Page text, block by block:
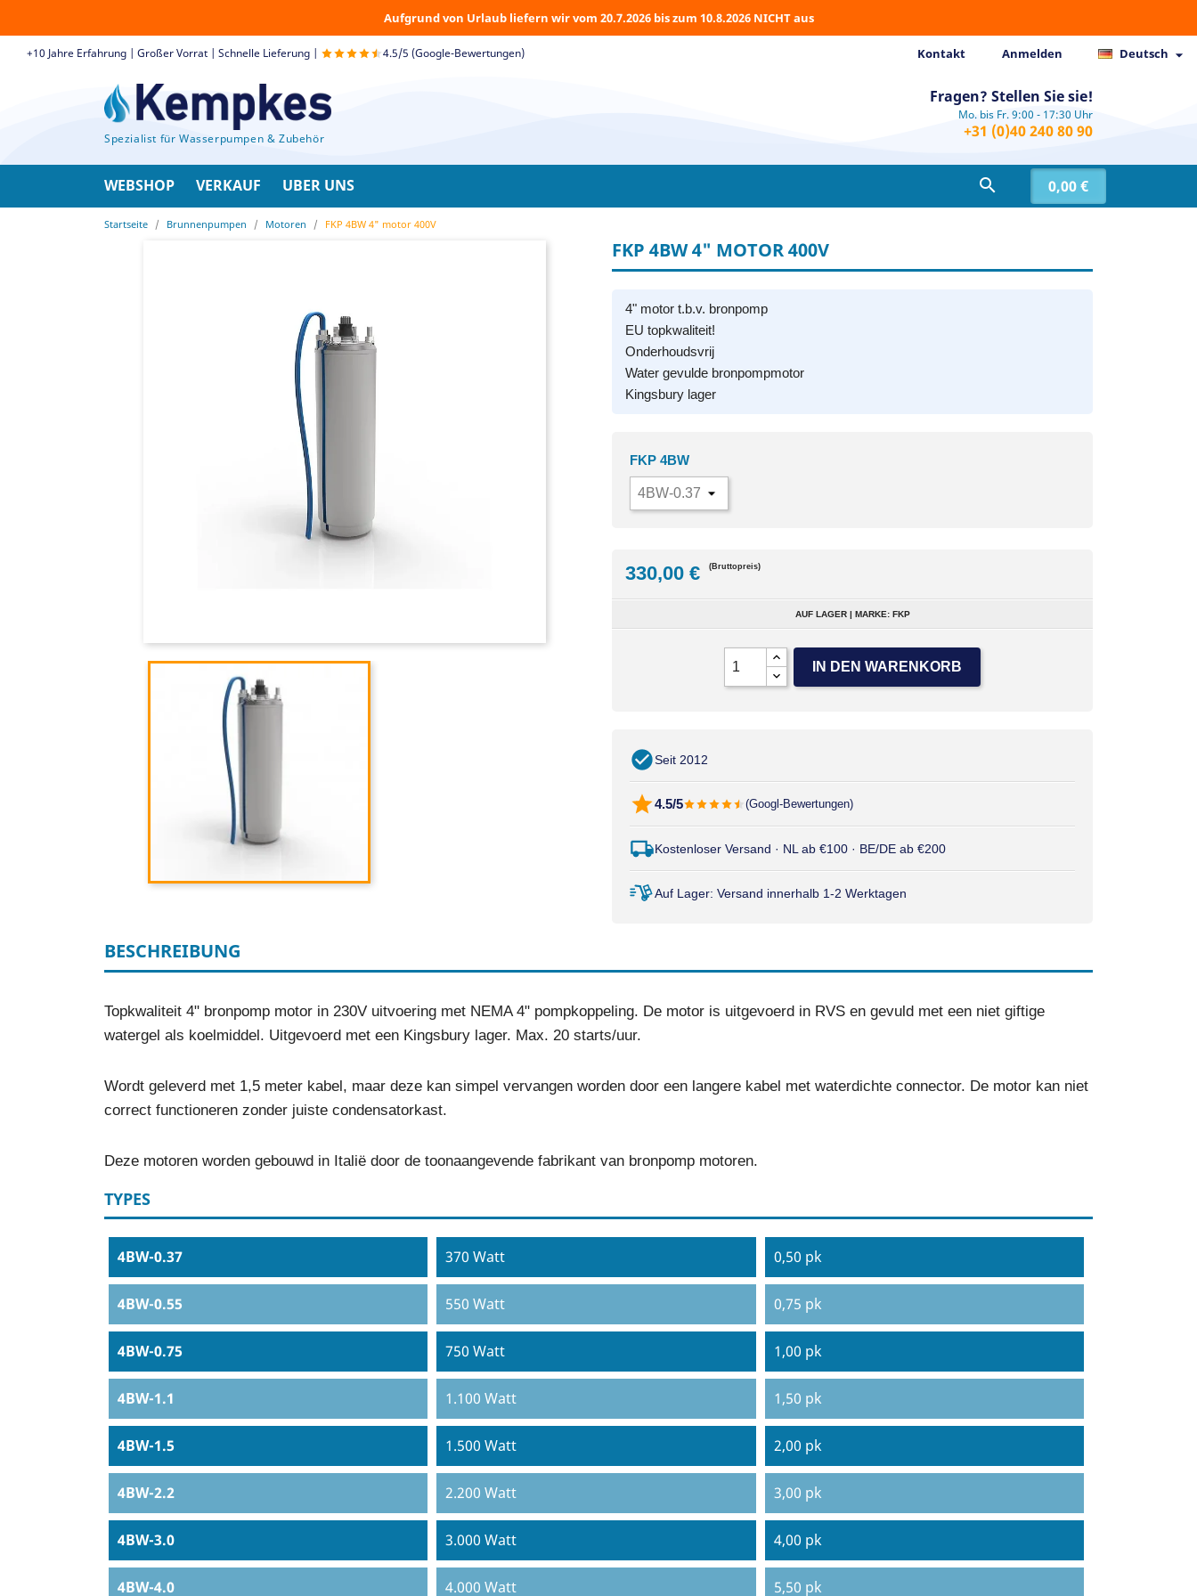
Aufgrund von Urlaub liefern wir vom 20.7.2026 bis zum 10.8.2026 NICHT aus
+10 Jahre Erfahrung | Großer Vorrat | Schnelle Lieferung | 4.5/5 (Google-Bewertungen) Kontakt Anmelden Deutsch 
Spezialist für Wasserpumpen & Zubehör
Fragen? Stellen Sie sie!
Mo. bis Fr. 9:00 - 17:30 Uhr
+31 (0)40 240 80 90
0,00 €

WEBSHOP VERKAUF UBER UNS
Startseite Brunnenpumpen Motoren FKP 4BW 4" motor 400V
FKP 4BW 4" MOTOR 400V
4" motor t.b.v. bronpomp
EU topkwaliteit!
Onderhoudsvrij
Water gevulde bronpompmotor
Kingsbury lager
FKP 4BW
330,00 € (Bruttopreis)
AUF LAGER | MARKE: FKP
IN DEN WARENKORB
Seit 2012
4.5/5 (Googl-Bewertungen)
Kostenloser Versand · NL ab €100 · BE/DE ab €200
Auf Lager: Versand innerhalb 1-2 Werktagen
BESCHREIBUNG
Topkwaliteit 4" bronpomp motor in 230V uitvoering met NEMA 4" pompkoppeling. De motor is uitgevoerd in RVS en gevuld met een niet giftige
watergel als koelmiddel. Uitgevoerd met een Kingsbury lager. Max. 20 starts/uur.
Wordt geleverd met 1,5 meter kabel, maar deze kan simpel vervangen worden door een langere kabel met waterdichte connector. De motor kan niet
correct functioneren zonder juiste condensatorkast.
Deze motoren worden gebouwd in Italië door de toonaangevende fabrikant van bronpomp motoren.
TYPES
4BW-0.37 370 Watt 0,50 pk
4BW-0.55 550 Watt 0,75 pk
4BW-0.75 750 Watt 1,00 pk
4BW-1.1 1.100 Watt 1,50 pk
4BW-1.5 1.500 Watt 2,00 pk
4BW-2.2 2.200 Watt 3,00 pk
4BW-3.0 3.000 Watt 4,00 pk
4BW-4.0 4.000 Watt 5,50 pk